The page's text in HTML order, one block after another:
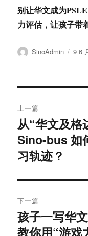
别让华文成为
力评估，让孩子带
作
SinoAdmin
发
9 6
章
导
航
上一篇
上
篇
文
从“华文及格
Sino-bus 如
习轨迹？
下一篇
下
篇
孩子一写华
教你用“游戏